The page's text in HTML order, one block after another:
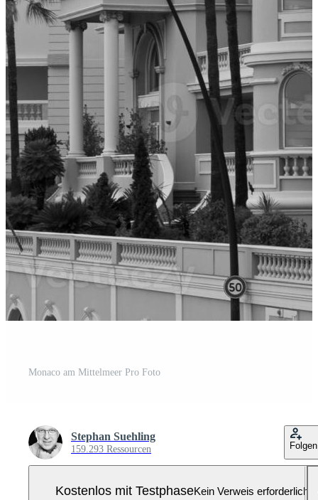
Monaco am Mittelmeer Pro Foto
Stephan Suehling
159.293 Ressourcen Folgen
Kostenlos mit TestphaseKein Verweis erforderlich